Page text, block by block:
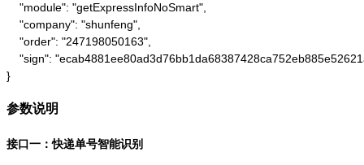
    "module": "getExpressInfoNoSmart",
    "company": "shunfeng",
    "order": "247198050163",
"sign":
}
参数说明
接口一：快递单号智能识别